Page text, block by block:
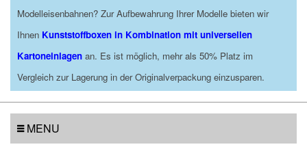
Modelleisenbahnen? Zur Aufbewahrung Ihrer Modelle bieten wir
Ihnen Kunststoffboxen in Kombination mit universellen
Kartoneinlagen an. Es ist möglich, mehr als 50% Platz im
Vergleich zur Lagerung in der Originalverpackung einzusparen.
MENU